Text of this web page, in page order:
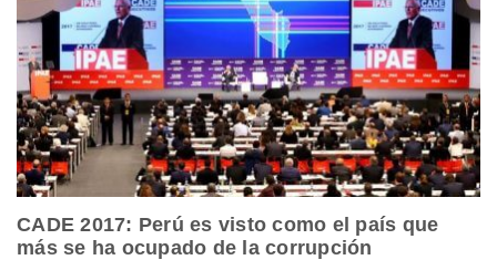
CADE 2017: Perú es visto como el país que
más se ha ocupado de la corrupción